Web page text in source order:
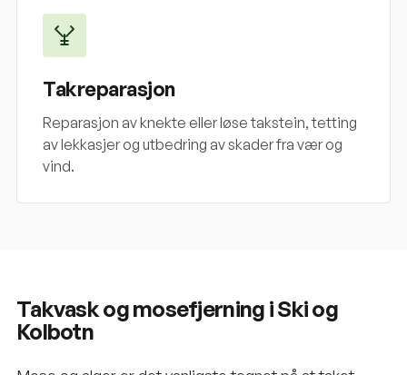
Takreparasjon
Reparasjon av knekte eller løse takstein, tetting
av lekkasjer og utbedring av skader fra vær og
vind.
Takvask og mosefjerning i Ski og
Kolbotn